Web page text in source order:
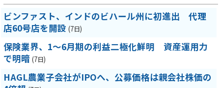
ビンファスト、インドのビハール州に初進出 代理
店60号店を開設 (7日)
保険業界、1～6月期の利益二極化鮮明 資産運用力
で明暗 (7日)
HAGL農業子会社がIPOへ、公募価格は親会社株価の